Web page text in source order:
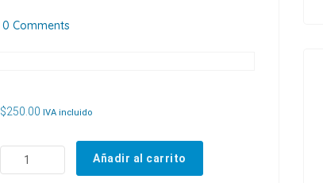
0 Comments
$250.00 IVA incluido
Añadir al carrito